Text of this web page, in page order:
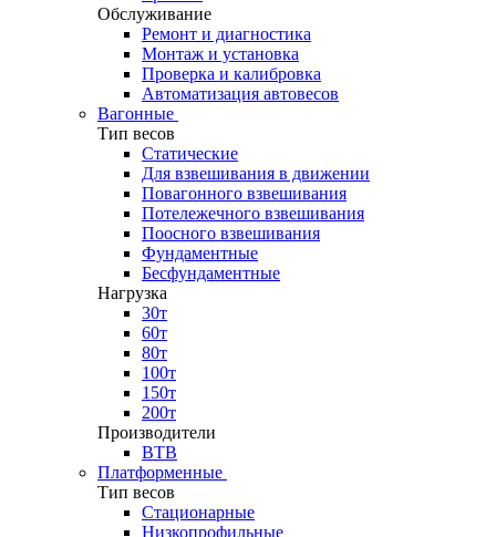
Обслуживание
Ремонт и диагностика
Монтаж и установка
Проверка и калибровка
Автоматизация автовесов
Вагонные
Тип весов
Статические
Для взвешивания в движении
Повагонного взвешивания
Потележечного взвешивания
Поосного взвешивания
Фундаментные
Бесфундаментные
Нагрузка
30т
60т
80т
100т
150т
200т
Производители
ВТВ
Платформенные
Тип весов
Стационарные
Низкопрофильные